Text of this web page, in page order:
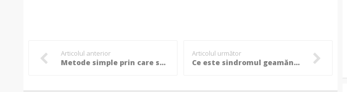
Articolul anterior
Metode simple prin care sa te feresti de alergiile de toamna
Articolul următor
Ce este sindromul geamănului dispărut?